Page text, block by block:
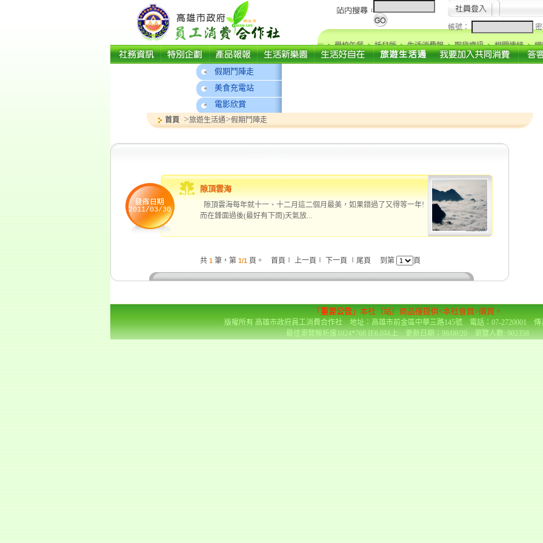
帳號：
學校午餐 托兒所 生活消費報 取貨資訊 相關連結
假期鬥陣走
美食充電站
電影欣賞
首頁 >旅遊生活通>假期鬥陣走
2011/03/30
隙頂雲海
隙頂雲海每年就十一、十二月這二個月最美，如果錯過了又得等一年!
而在鋒面過後(最好有下雨)天氣放...
共 1 筆，第 1/1 頁。 首頁∣ 上一頁∣ 下一頁 ∣尾頁 到第 頁
「 重要公告」本社（站）商品僅提供<本社會員>購買。
版權所有 高雄市政府員工消費合作社 地址：高雄市前金區中華三路145號 電話：07-2720001 傳
最佳瀏覽解析度1024*768 IE6.0以上 更新日期：98/08/20 瀏覽人數: 902358